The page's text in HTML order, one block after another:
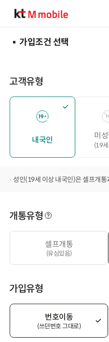
가입조건 선택
고객유형
내국인 미
(19
성인(19세 이상 내국인)은 셀프개
개통유형
셀프개통
(유심있음)
가입유형
번호이동
(쓰던번호 그대로)